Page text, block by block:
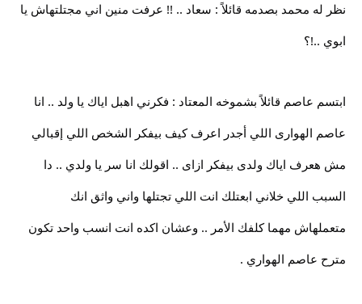
نظر له محمد بصدمه قائلاً : سعاد .. !! عرفت منين اني مجتلتهاش يا
ابوي ..!؟
ابتسم عاصم قائلاً بشموخه المعتاد : فكرني اهبل اياك يا ولد .. انا
عاصم الهوارى اللي أجدر اعرف كيف بيفكر الشخص اللي إقبالي
مش هعرف اياك ولدى بيفكر ازاى .. اقولك انا سر يا ولدي .. دا
السبب اللي خلاني ابعتلك انت اللي تجتلها واني واثق انك
متعملهاش مهما كلفك الأمر .. وعشان اكده انت انسب واحد تكون
مترح عاصم الهواري .